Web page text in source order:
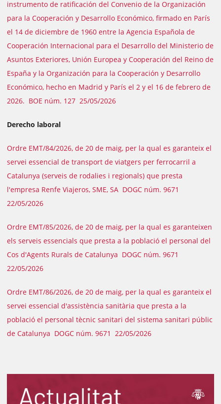
instrumento de ratificación del Convenio de la Organización
para la Cooperación y Desarrollo Económico, firmado en París
el 14 de diciembre de 1960 entre la Agencia Española de
Cooperación Internacional para el Desarrollo del Ministerio de
Asuntos Exteriores, Unión Europea y Cooperación del Reino de
España y la Organización para la Cooperación y Desarrollo
Económico, hecho en Madrid y París el 2 y el 16 de febrero de
2026. BOE núm. 127 25/05/2026
Derecho laboral
Ordre EMT/84/2026, de 20 de maig, per la qual es garanteix el
servei essencial de transport de viatgers per ferrocarril a
Catalunya (serveis de rodalies i regionals) que presta
l'empresa Renfe Viajeros, SME, SA DOGC núm. 9671
22/05/2026
Ordre EMT/85/2026, de 20 de maig, per la qual es garanteixen
els serveis essencials que presta a la població el personal del
Cos d'Agents Rurals de Catalunya DOGC núm. 9671
22/05/2026
Ordre EMT/86/2026, de 20 de maig, per la qual es garanteix el
servei essencial d'assistència sanitària que presta a la
població el personal tècnic sanitari del sistema sanitari públic
de Catalunya DOGC núm. 9671 22/05/2026